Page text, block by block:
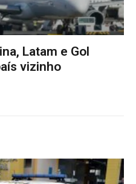
Latam e Gol
vizinho